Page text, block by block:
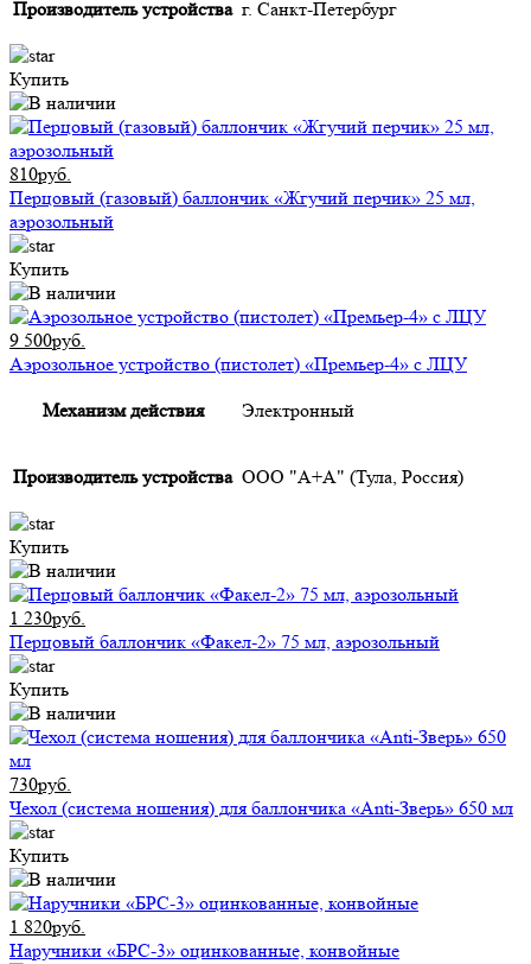
Производитель устройства г. Санкт-Петербург
Купить
810руб.
Перцовый (газовый) баллончик «Жгучий перчик» 25 мл,
аэрозольный
Купить
9 500руб.
Аэрозольное устройство (пистолет) «Премьер-4» с ЛЦУ
Механизм действия Электронный
Производитель устройства ООО "А+А" (Тула, Россия)
Купить
1 230руб.
Перцовый баллончик «Факел-2» 75 мл, аэрозольный
Купить
730руб.
Чехол (система ношения) для баллончика «Anti-Зверь» 650 мл
Купить
1 820руб.
Наручники «БРС-3» оцинкованные, конвойные